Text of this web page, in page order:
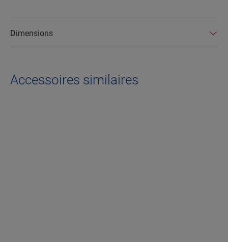
Dimensions
Accessoires similaires